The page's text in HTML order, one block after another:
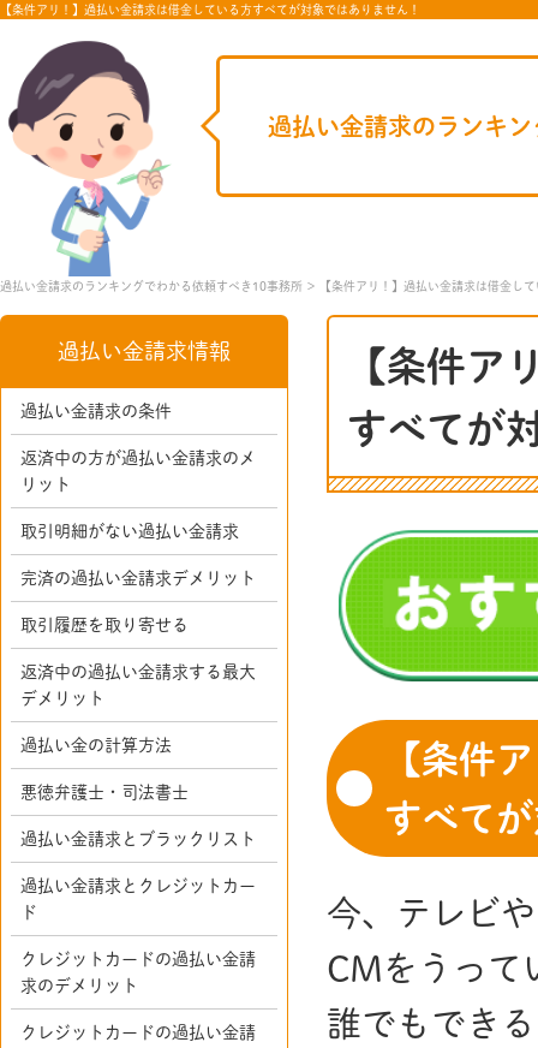
【条件アリ！】過払い金請求は借金している方すべてが対象ではありません！
過払い金請求のランキ
過払い金請求のランキングでわかる依頼すべき10事務所 【条件アリ！】過払い金請求は借金し
【条件ア
すべてが
【条件
すべて
今、テレビ
CMをうって
誰でもでき
過払い金請求情報
過払い金請求の条件
返済中の方が過払い金請求のメ
リット
取引明細がない過払い金請求
完済の過払い金請求デメリット
取引履歴を取り寄せる
返済中の過払い金請求する最大
デメリット
過払い金の計算方法
悪徳弁護士・司法書士
過払い金請求とブラックリスト
過払い金請求とクレジットカー
ド
クレジットカードの過払い金請
求のデメリット
クレジットカードの過払い金請